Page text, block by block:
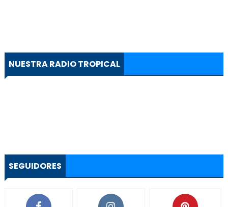
NUESTRA RADIO TROPICAL
SEGUIDORES